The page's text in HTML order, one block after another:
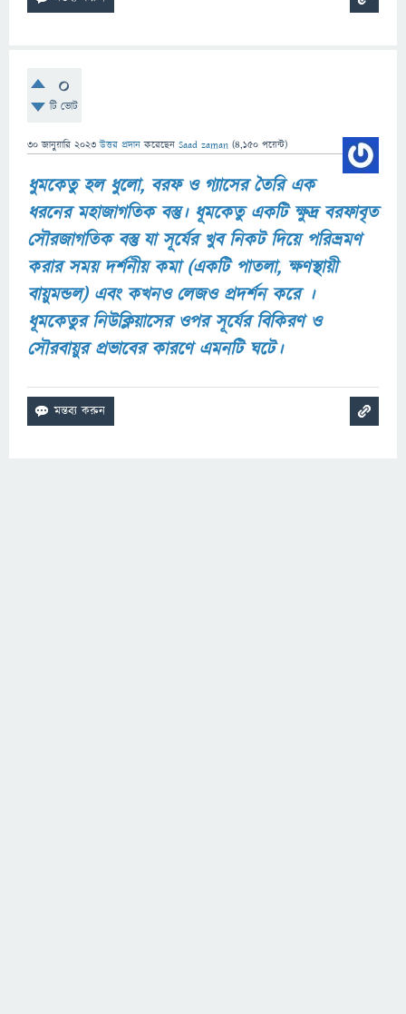
0
টি ভোট
30 জানুয়ারি 2023 উত্তর প্রদান করেছেন Saad zaman (4,150 পয়েন্ট)
ধুমকেতু হল ধুলো, বরফ ও গ্যাসের তৈরি এক
ধরনের মহাজাগতিক বস্তু। ধূমকেতু একটি ক্ষুদ্র বরফাবৃত
সৌরজাগতিক বস্তু যা সূর্যের খুব নিকট দিয়ে পরিভ্রমণ
করার সময় দর্শনীয় কমা (একটি পাতলা, ক্ষণস্থায়ী
বায়ুমন্ডল) এবং কখনও লেজও প্রদর্শন করে ।
ধূমকেতুর নিউক্লিয়াসের ওপর সূর্যের বিকিরণ ও
সৌরবায়ুর প্রভাবের কারণে এমনটি ঘটে।